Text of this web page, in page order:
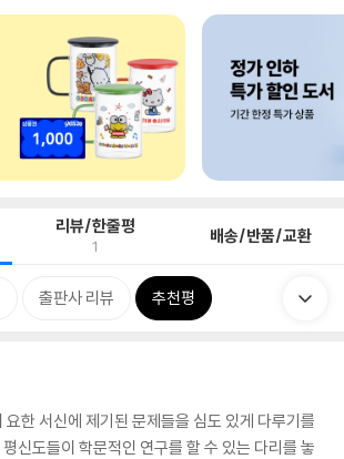
리뷰/한줄평
1 배송/반품/교환
출판사 리뷰 추천평
요한 서신에 제기된 문제들을 심도 있게 다루기를
신도들이 학문적인 연구를 할 수 있는 다리를 놓